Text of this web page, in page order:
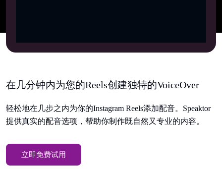
在几分钟内为您的Reels创建独特的VoiceOver
轻松地在几步之内为你的Instagram Reels添加配音。Speaktor
提供真实的配音选项，帮助你制作既自然又专业的内容。
立即免费试用